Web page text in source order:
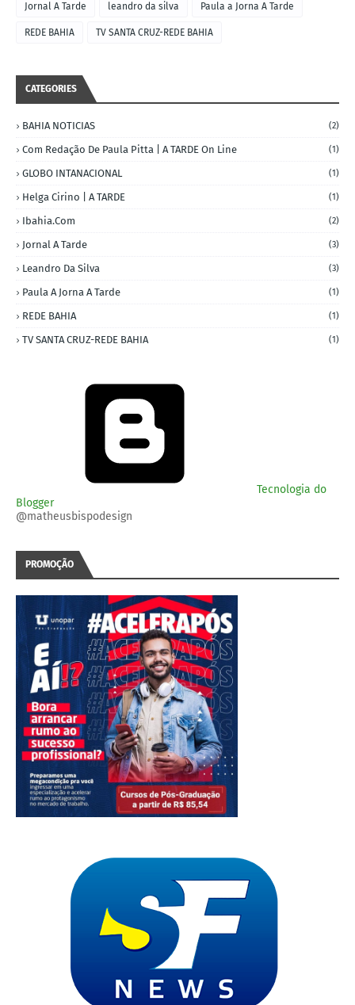
Jornal A Tarde leandro da silva Paula a Jorna A Tarde
REDE BAHIA TV SANTA CRUZ-REDE BAHIA
CATEGORIES
BAHIA NOTICIAS (2)
Com Redação De Paula Pitta | A TARDE On Line (1)
GLOBO INTANACIONAL (1)
Helga Cirino | A TARDE (1)
Ibahia.com (2)
Jornal A Tarde (3)
Leandro Da Silva (3)
Paula A Jorna A Tarde (1)
REDE BAHIA (1)
TV SANTA CRUZ-REDE BAHIA (1)
Tecnologia do
Blogger
@matheusbispodesign
PROMOÇÃO